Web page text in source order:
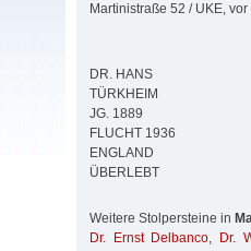
Martinistraße 52 / UKE,
DR. HANS
TÜRKHEIM
JG. 1889
FLUCHT 1936
ENGLAND
ÜBERLEBT
Weitere Stolpersteine in
Dr. Ernst Delbanco, Dr.